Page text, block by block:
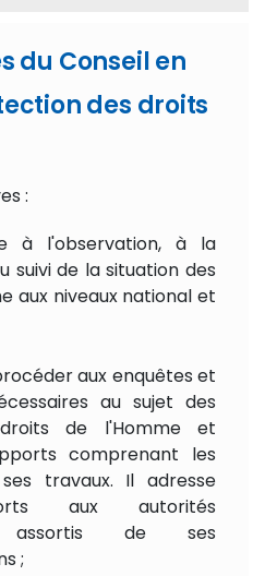
du Conseil en
des droits
:
à l'observation, à la
suivi de la situation des
aux niveaux national et
aux enquêtes et
au sujet des
de l'Homme et
comprenant les
travaux. Il adresse
aux autorités
assortis de ses
;